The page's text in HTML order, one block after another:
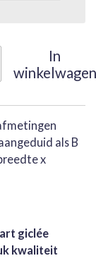
In
winkelwagen
als B
x
giclée
kwaliteit